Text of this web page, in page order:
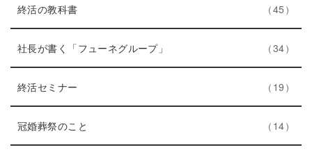
数
ト
リ
ー
数
終活の教科書エ
ン
ト
リ
数
45
件
社長が書く「フューネグループ」
ン
リ
数
34
終活セミナー
ン
ト
リ
19
冠婚葬祭のこと
ン
14